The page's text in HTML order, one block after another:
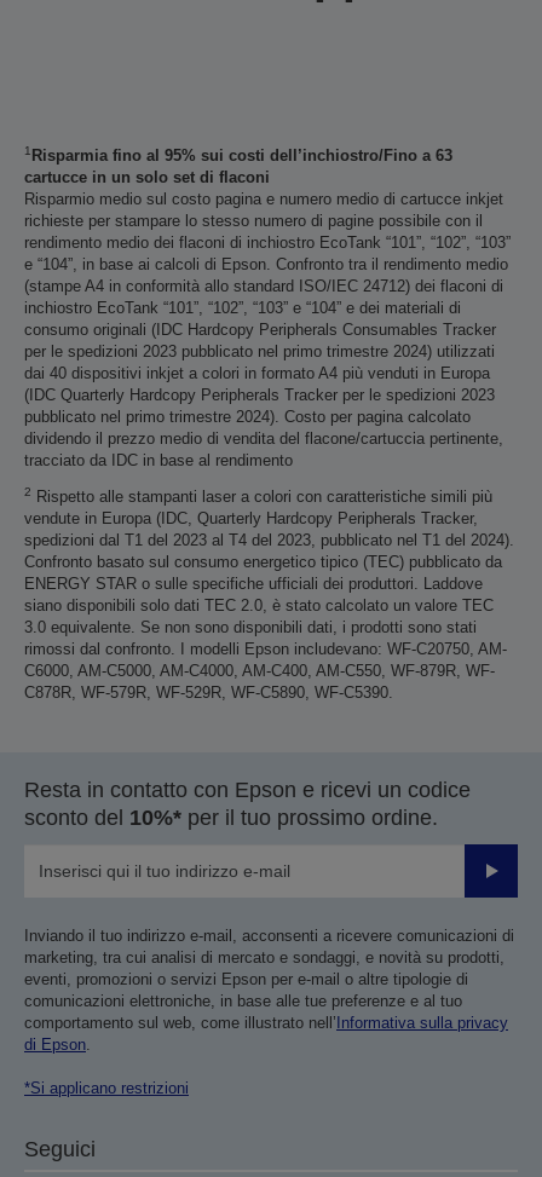
1 Risparmia fino al 95% sui costi dell’inchiostro/Fino a 63
cartucce in un solo set di flaconi
Risparmio medio sul costo pagina e numero medio di cartucce inkjet
richieste per stampare lo stesso numero di pagine possibile con il
rendimento medio dei flaconi di inchiostro EcoTank “101”, “102”, “103”
e “104”, in base ai calcoli di Epson. Confronto tra il rendimento medio
(stampe A4 in conformità allo standard ISO/IEC 24712) dei flaconi di
inchiostro EcoTank “101”, “102”, “103” e “104” e dei materiali di
consumo originali (IDC Hardcopy Peripherals Consumables Tracker
per le spedizioni 2023 pubblicato nel primo trimestre 2024) utilizzati
dai 40 dispositivi inkjet a colori in formato A4 più venduti in Europa
(IDC Quarterly Hardcopy Peripherals Tracker per le spedizioni 2023
pubblicato nel primo trimestre 2024). Costo per pagina calcolato
dividendo il prezzo medio di vendita del flacone/cartuccia pertinente,
tracciato da IDC in base al rendimento
2
Rispetto alle stampanti laser a colori con caratteristiche simili più
vendute in Europa (IDC, Quarterly Hardcopy Peripherals Tracker,
spedizioni dal T1 del 2023 al T4 del 2023, pubblicato nel T1 del 2024).
Confronto basato sul consumo energetico tipico (TEC) pubblicato da
ENERGY STAR o sulle specifiche ufficiali dei produttori. Laddove
siano disponibili solo dati TEC 2.0, è stato calcolato un valore TEC
3.0 equivalente. Se non sono disponibili dati, i prodotti sono stati
rimossi dal confronto. I modelli Epson includevano: WF-C20750, AM-
C6000, AM-C5000, AM-C4000, AM-C400, AM-C550, WF-879R, WF-
C878R, WF-579R, WF-529R, WF-C5890, WF-C5390.
Resta in contatto con Epson e ricevi un codice
sconto del 10%* per il tuo prossimo ordine.
Invia
Inviando il tuo indirizzo e-mail, acconsenti a ricevere comunicazioni di
marketing, tra cui analisi di mercato e sondaggi, e novità su prodotti,
eventi, promozioni o servizi Epson per e-mail o altre tipologie di
comunicazioni elettroniche, in base alle tue preferenze e al tuo
comportamento sul web, come illustrato nell’ Informativa sulla privacy
di Epson.
*Si applicano restrizioni
Seguici